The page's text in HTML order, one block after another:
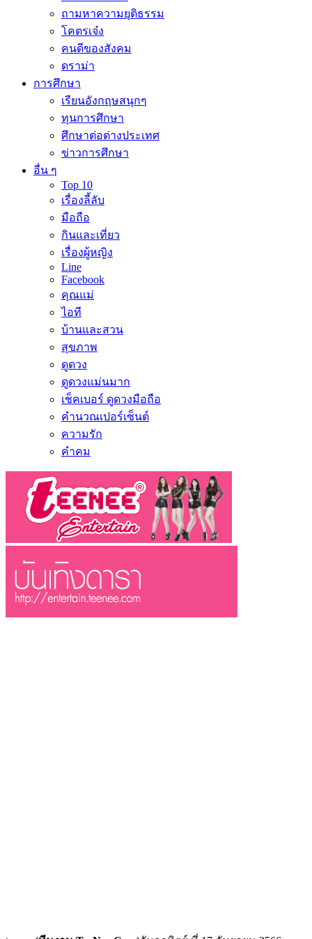
ถามหาความยุติธรรม
โคตรเจ๋ง
คนดีของสังคม
ดราม่า
การศึกษา
เรียนอังกฤษสนุกๆ
ทุนการศึกษา
ศึกษาต่อต่างประเทศ
ข่าวการศึกษา
อื่น ๆ
Top 10
เรื่องลี้ลับ
มือถือ
กินและเที่ยว
เรื่องผู้หญิง
Line
Facebook
คุณแม่
ไอที
บ้านและสวน
สุขภาพ
ดูดวง
ดูดวงแม่นมาก
เช็คเบอร์ ดูดวงมือถือ
คำนวณเปอร์เซ็นต์
ความรัก
คำคม